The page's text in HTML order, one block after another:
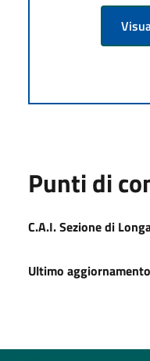
Punti di
C.A.I. Sezione di
Ultimo aggiornamento